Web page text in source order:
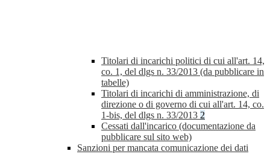
Titolari di incarichi politici di cui all'art. 14,
co. 1, del dlgs n. 33/2013 (da pubblicare in
tabelle)
Titolari di incarichi di amministrazione, di
direzione o di governo di cui all'art. 14, co.
1-bis, del dlgs n. 33/2013 2
Cessati dall'incarico (documentazione da
pubblicare sul sito web)
Sanzioni per mancata comunicazione dei dati